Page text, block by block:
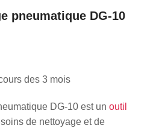
pneumatique DG-10
des 3 mois
DG-10 est un outil
de nettoyage et de